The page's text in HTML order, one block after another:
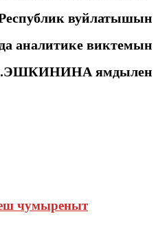
вуйлатышын
аналитике виктемын
ямдылен
чумыреныт